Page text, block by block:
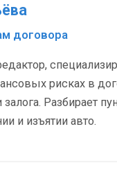
договора
рисках в
Разбирает
и изъятии авто.